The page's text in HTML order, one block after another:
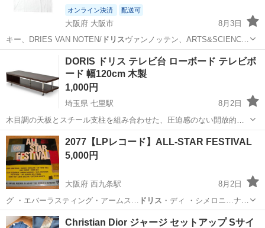
オンライン決済 配送可
大阪府 大阪市
8月3日
キー、DRIES VAN NOTEN/ドリスヴァンノッテン、ARTS&SCIENC…
大阪市 Tシャツ メゾンマルジェラ
DORIS ドリス テレビ台 ローボード テレビボ
ード 幅120cm 木製
1,000円
埼玉県 七里駅
8月2日
木目調の天板とスチール支柱を組み合わせた、圧迫感のない開放的な
デザインのロータイプAVボードです。 - デザイン: アシンメトリー -
耐荷重: 約30kg - 対応テレビサイズ: 薄型46インチまで - 天板厚さ:
30...
埼玉 さいたま市 七里駅 収納家具
2077【LPレコード】ALL-STAR FESTIVAL
5,000円
大阪府 西九条駅
8月2日
グ ・エバーラスティング・アームス…
ドリス ・ディ ・シメロニ…ナ
ナ・ムスクーリ…
大阪 大阪市 LPレコード
Christian Dior ジャージ セットアップ Sサイ